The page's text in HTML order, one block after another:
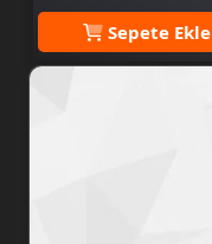
Sepete Ekle